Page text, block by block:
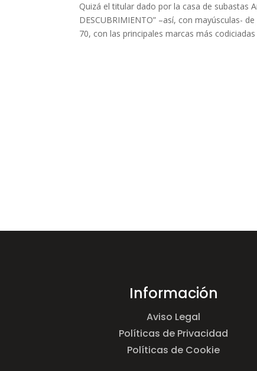
Quizá el titular dado por la casa de subastas
DESCUBRIMIENTO” –así, con mayúsculas-
70, con las principales marcas más codiciadas
Información
Aviso Legal
Políticas de Privacidad
Políticas de Cookie